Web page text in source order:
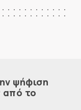
ψήφιση
από το